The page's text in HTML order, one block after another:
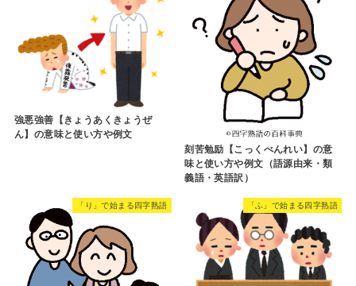
強悪強善【きょうあくきょうぜ
ん】の意味と使い方や例文
刻苦勉励【こっくべんれい】の意
味と使い方や例文（語源由来・類
義語・英語訳）
「り」で始まる四字熟語 「ふ」で始まる四字熟語